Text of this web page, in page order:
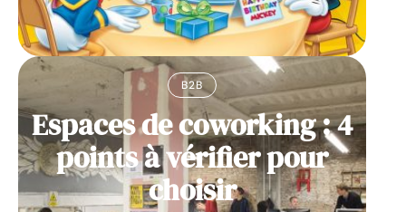
B2B
Espaces de coworking : 4
points à vérifier pour
choisir